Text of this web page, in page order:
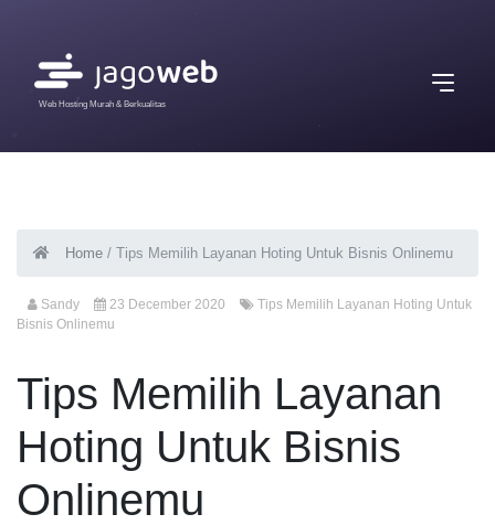
Web Hosting Murah & Berkualitas
Home / Tips Memilih Layanan Hoting Untuk Bisnis Onlinemu
Sandy 23 December 2020
Tips Memilih Layanan Hoting Untuk
Bisnis Onlinemu
Tips Memilih Layanan
Hoting Untuk Bisnis
Onlinemu